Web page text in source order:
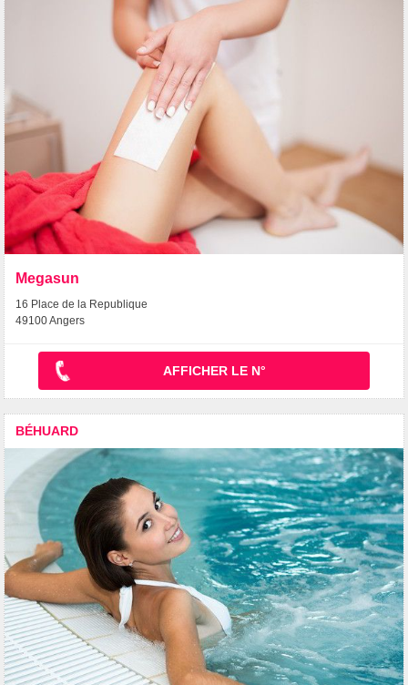
Megasun
16 Place de la Republique
49100 Angers
AFFICHER LE N°
BÉHUARD